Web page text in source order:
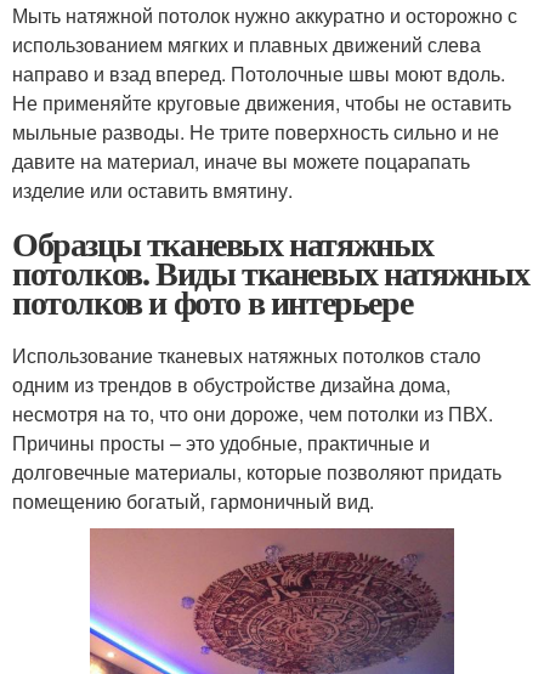
Мыть натяжной потолок нужно аккуратно и осторожно с
использованием мягких и плавных движений слева
направо и взад вперед. Потолочные швы моют вдоль.
Не применяйте круговые движения, чтобы не оставить
мыльные разводы. Не трите поверхность сильно и не
давите на материал, иначе вы можете поцарапать
изделие или оставить вмятину.
Образцы тканевых натяжных
потолков. Виды тканевых натяжных
потолков и фото в интерьере
Использование тканевых натяжных потолков стало
одним из трендов в обустройстве дизайна дома,
несмотря на то, что они дороже, чем потолки из ПВХ.
Причины просты – это удобные, практичные и
долговечные материалы, которые позволяют придать
помещению богатый, гармоничный вид.